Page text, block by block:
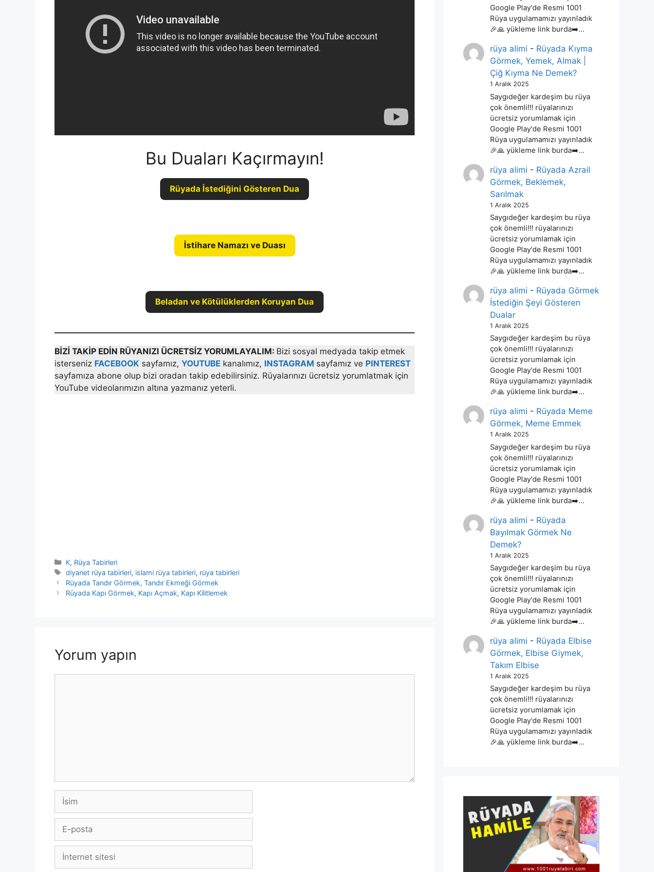
Bu Duaları Kaçırmayın!
Rüyada İstediğini Gösteren Dua
İstihare Namazı ve Duası
Beladan ve Kötülüklerden Koruyan Dua
BİZİ TAKİP EDİN RÜYANIZI ÜCRETSİZ YORUMLAYALIM: Bizi sosyal medyada takip etmek
isterseniz FACEBOOK sayfamız, YOUTUBE kanalımız, INSTAGRAM sayfamız ve PINTEREST
sayfamıza abone olup bizi oradan takip edebilirsiniz. Rüyalarınızı ücretsiz yorumlatmak için
YouTube videolarımızın altına yazmanız yeterli.
Kategoriler
K, Rüya Tabirleri
Etiketler
diyanet rüya tabirleri, islami rüya tabirleri, rüya tabirleri
Rüyada Tandır Görmek, Tandır Ekmeği Görmek
Rüyada Kapı Görmek, Kapı Açmak, Kapı Kilitlemek
Yorum yapın
İsim
posta
İnternet
sitesi
Google Play'de Resmi 1001
Rüya uygulamamızı yayınladık
🎉🙏 yükleme link burda➡️…
rüya alimi - Rüyada Kıyma
Görmek, Yemek, Almak |
Çiğ Kıyma Ne Demek?
1 Aralık 2025
Saygıdeğer kardeşim bu rüya
çok önemli!!! rüyalarınızı
ücretsiz yorumlamak için
Google Play'de Resmi 1001
Rüya uygulamamızı yayınladık
🎉🙏 yükleme link burda➡️…
rüya alimi - Rüyada Azrail
Görmek, Beklemek,
Sarılmak
1 Aralık 2025
Saygıdeğer kardeşim bu rüya
çok önemli!!! rüyalarınızı
ücretsiz yorumlamak için
Google Play'de Resmi 1001
Rüya uygulamamızı yayınladık
🎉🙏 yükleme link burda➡️…
rüya alimi - Rüyada Görmek
İstediğin Şeyi Gösteren
Dualar
1 Aralık 2025
Saygıdeğer kardeşim bu rüya
çok önemli!!! rüyalarınızı
ücretsiz yorumlamak için
Google Play'de Resmi 1001
Rüya uygulamamızı yayınladık
🎉🙏 yükleme link burda➡️…
rüya alimi - Rüyada Meme
Görmek, Meme Emmek
1 Aralık 2025
Saygıdeğer kardeşim bu rüya
çok önemli!!! rüyalarınızı
ücretsiz yorumlamak için
Google Play'de Resmi 1001
Rüya uygulamamızı yayınladık
🎉🙏 yükleme link burda➡️…
rüya alimi - Rüyada
Bayılmak Görmek Ne
Demek?
1 Aralık 2025
Saygıdeğer kardeşim bu rüya
çok önemli!!! rüyalarınızı
ücretsiz yorumlamak için
Google Play'de Resmi 1001
Rüya uygulamamızı yayınladık
🎉🙏 yükleme link burda➡️…
rüya alimi - Rüyada Elbise
Görmek, Elbise Giymek,
Takım Elbise
1 Aralık 2025
Saygıdeğer kardeşim bu rüya
çok önemli!!! rüyalarınızı
ücretsiz yorumlamak için
Google Play'de Resmi 1001
Rüya uygulamamızı yayınladık
🎉🙏 yükleme link burda➡️…